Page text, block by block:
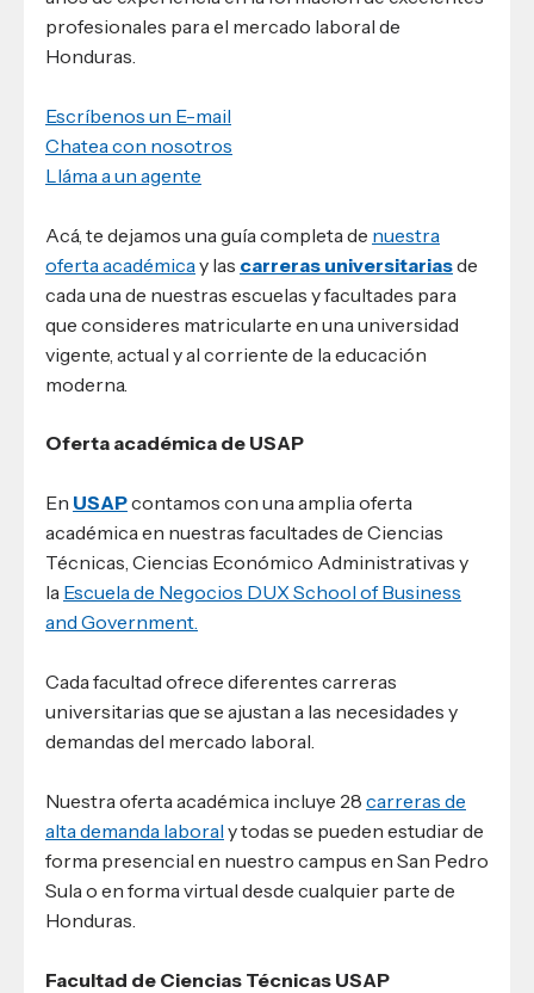
profesionales para el mercado laboral de
Honduras.
Escríbenos un E-mail
Chatea con nosotros
Lláma a un agente
Acá, te dejamos una guía completa de nuestra
oferta académica y las carreras universitariasde
cada una de nuestras escuelas y facultades para
que consideres matricularte en una universidad
vigente, actual y al corriente de la educación
moderna.
Oferta académica de USAP
En USAPcontamos con una amplia oferta
académica en nuestras facultades de Ciencias
Técnicas, Ciencias Económico Administrativas y
la Escuela de Negocios DUX School of Business
and Government.
Cada facultad ofrece diferentes carreras
universitarias que se ajustan a las necesidades y
demandas del mercado laboral.
Nuestra oferta académica incluye 28 carreras de
alta demanda laboral y todas se pueden estudiar de
forma presencial en nuestro campus en San Pedro
Sula o en forma virtual desde cualquier parte de
Honduras.
Facultad de Ciencias Técnicas USAP